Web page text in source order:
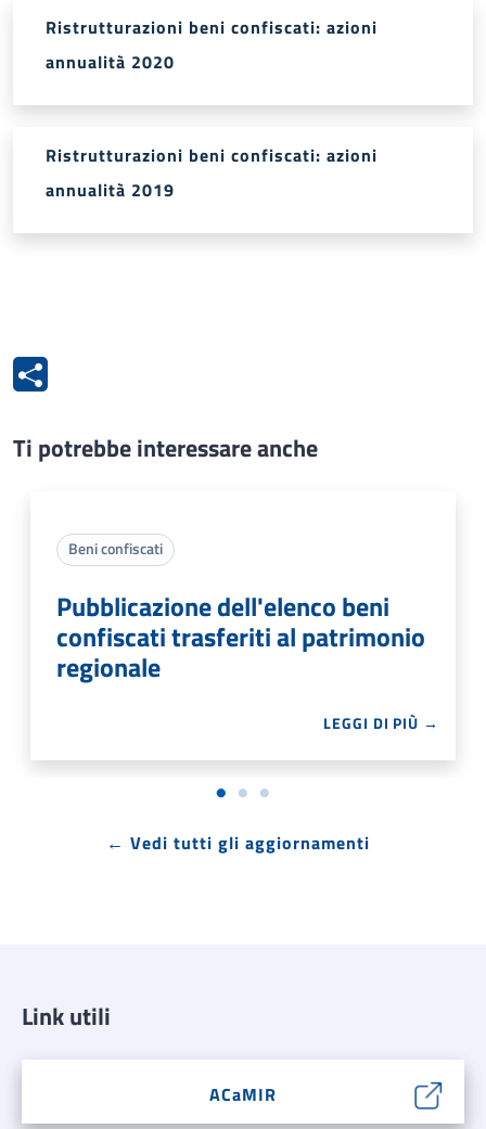
Ristrutturazioni beni confiscati: azioni
annualità 2020
Ristrutturazioni beni confiscati: azioni
annualità 2019
Ti potrebbe interessare anche
Beni confiscati
Pubblicazione dell'elenco beni
confiscati trasferiti al patrimonio
regionale
LEGGI DI PIÙ →
← Vedi tutti gli aggiornamenti
Link utili
ACaMIR